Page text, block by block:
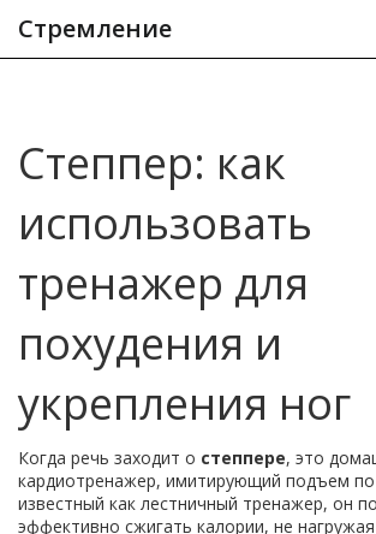
Стремление
Степпер: как
использовать
тренажер для
похудения и
укрепления ног
Когда речь заходит о степпере, это
кардиотренажер, имитирующий подъем по
известный как лестничный тренажер, он
эффективно сжигать калории, не